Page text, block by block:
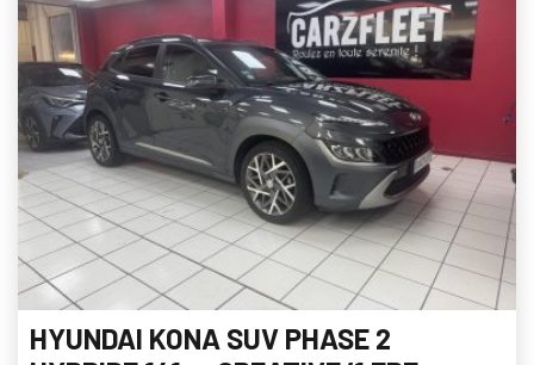
HYUNDAI KONA SUV PHASE 2